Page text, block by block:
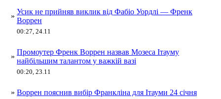
»
Усик не прийняв виклик від Фабіо Уордлі — Френк
Воррен
00:27, 24.11
»
Промоутер Френк Воррен назвав Мозеса Ітауму
найбільшим талантом у важкій вазі
00:20, 23.11
» Воррен пояснив вибір Франкліна для Ітауми 24 січня